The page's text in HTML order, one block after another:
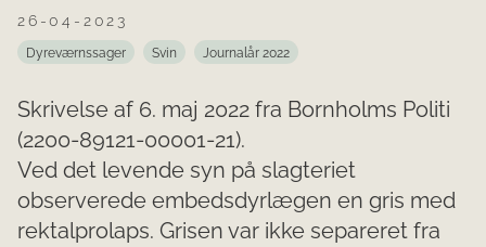
26-04-2023
Dyreværnssager Svin Journalår 2022
Skrivelse af 6. maj 2022 fra Bornholms Politi
(2200-89121-00001-21).
Ved det levende syn på slagteriet
observerede embedsdyrlægen en gris med
rektalprolaps. Grisen var ikke separeret fra